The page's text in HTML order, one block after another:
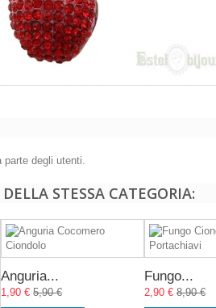
parte degli utenti.
STESSA CATEGORIA:
Anguria...
1,90 € 5,90 €
Fungo...
2,90 € 8,90 €